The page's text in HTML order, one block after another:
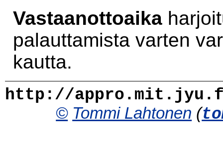
Vastaanottoaika
palauttamista varten
kautta.
http://
© Tommi Lahtonen (